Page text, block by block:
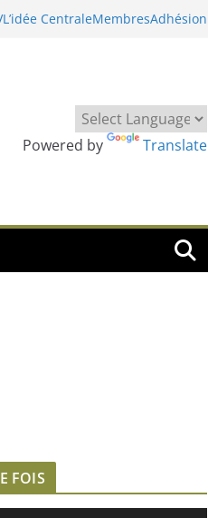
L’idée CentraleMembresAdhésion
Powered by Translate
FOIS